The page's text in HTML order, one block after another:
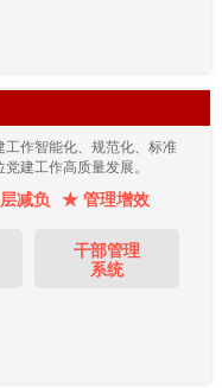
作智能化、规范化、标准
建工作高质量发展。
减负 ★ 管理增效
干部管理
系统